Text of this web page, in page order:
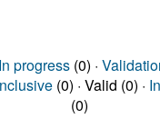
In progress(0) ·
(0) · Valid (0) ·
(0)